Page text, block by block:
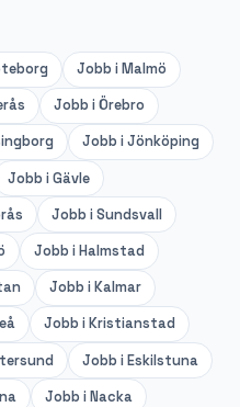
Jobb iMalmö
Jobb iÖrebro
Jobb iJönköping
Jobb iGävle
Jobb iSundsvall
Jobb iHalmstad
Jobb iKalmar
Jobb iKristianstad
Jobb iEskilstuna
Jobb iNacka